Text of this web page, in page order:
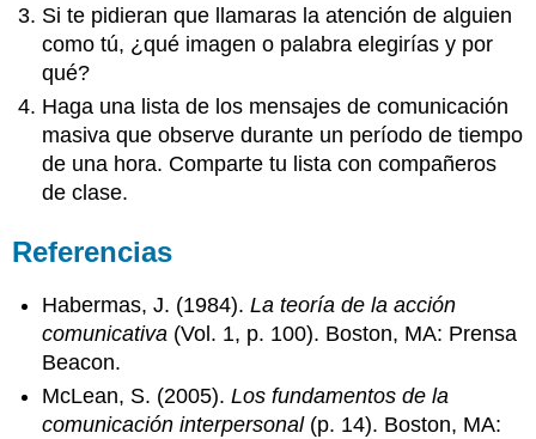
Si te pidieran que llamaras la atención de alguien
como tú, ¿qué imagen o palabra elegirías y por
qué?
Haga una lista de los mensajes de comunicación
masiva que observe durante un período de tiempo
de una hora. Comparte tu lista con compañeros
de clase.
Referencias
Habermas, J. (1984).La teoría de la acción
comunicativa (Vol. 1, p. 100). Boston, MA: Prensa
Beacon.
McLean, S. (2005).Los fundamentos de la
comunicación interpersonal(p. 14). Boston, MA: